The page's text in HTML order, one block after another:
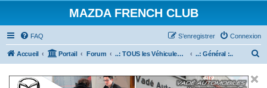
MAZDA FRENCH CLUB
FAQ Connexion
S’enregistrer
Accueil Portail Forum ..: TOUS les Véhicules MAZDA :.. ..: Général :..